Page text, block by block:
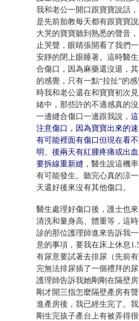
我和老公一開口跟寶寶說話
是先前胎教每天都有跟寶寶說
大哭的寶寶聽到熟悉的聲音
止哭聲，眼睛張開看了我們
安靜的閉上眼睡著。這時醫
合傷口，因為麻藥還沒退，
的感覺，只有一點“拉扯”的
時我和老公還在和寶寶初次
緒中，那些許的不適感真的
一邊縫合傷口一邊跟我說，
注意傷口，因為寶寶出來的速
有可能裡面有傷口但現在看
明、後兩天有紅腫疼痛或出
要拆線重新縫 ，醫生說這機
有可能發生。聽完心真的涼
天還好後來沒有其他傷口。
醫生處理好傷口後，護士也
清洗和量身高、體重等，這
診的那位護理師進來告訴我
意的事項，要我在床上休息
有尿意要試著去排尿（先前
完無法排尿插了一個禮拜的
護理師告訴我她剛剛在隔壁
剛才開三指怎麼隔壁產房有
進產房後，我已經生完了。
剛生完孩子產台上有被弄得